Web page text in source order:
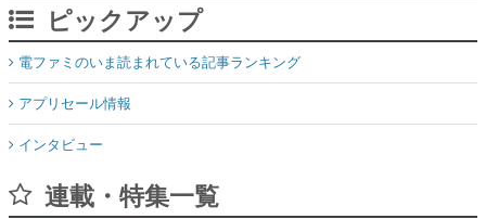
ピックアップ
電ファミのいま読まれている記事ランキング
アプリセール情報
インタビュー
連載・特集一覧